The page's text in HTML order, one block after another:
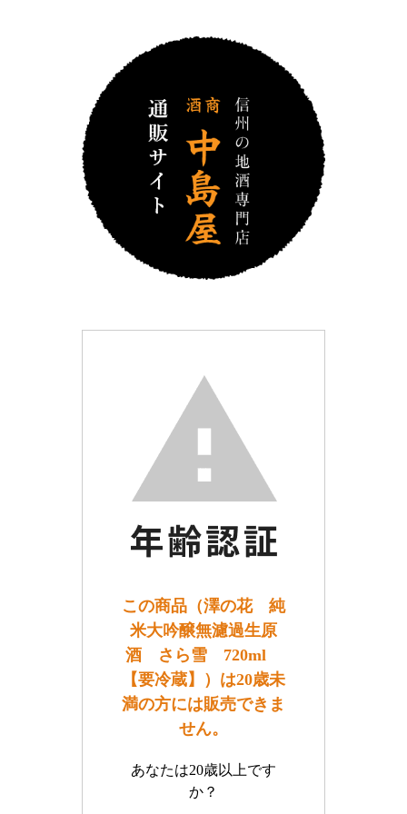
この商品（澤の花 純
米大吟醸無濾過生原
酒 さら雪 720ml
【要冷蔵】）は20歳未
満の方には販売できま
せん。
あなたは20歳以上です
か？